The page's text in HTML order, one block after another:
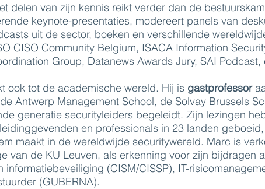
delen van zijn kennis reikt verder dan de
keynote-presentaties, modereert panels van
uit de sector, boeken en verschillende
CISO Community Belgium, ISACA Information
Group, Datanews Awards Jury, SAI Podcast,
ook tot de academische wereld. Hij is gastprofessor
Antwerp Management School, de Solvay Brussels
generatie securityleiders begeleidt. Zijn lezingen
en professionals in 23 landen
maakt in de wereldwijde securitywereld. Marc is
van de KU Leuven, als erkenning voor zijn bijdragen
informatiebeveiliging (CISM/CISSP), IT-
(GUBERNA).